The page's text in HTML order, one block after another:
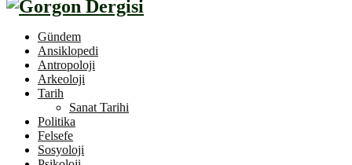
Gündem
Ansiklopedi
Antropoloji
Arkeoloji
Tarih
Sanat Tarihi
Politika
Felsefe
Sosyoloji